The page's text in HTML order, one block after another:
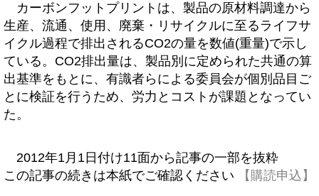
カーボンフットプリントは、製品の原材料調達から
生産、流通、使用、廃棄・リサイクルに至るライフサ
イクル過程で排出されるCO2の量を数値(重量)で示し
ている。CO2排出量は、製品別に定められた共通の算
出基準をもとに、有識者らによる委員会が個別品目ご
とに検証を行うため、労力とコストが課題となってい
た。
2012年1月1日付け11面から記事の一部を抜粋
この記事の続きは本紙でご確認ください
【購読申込】